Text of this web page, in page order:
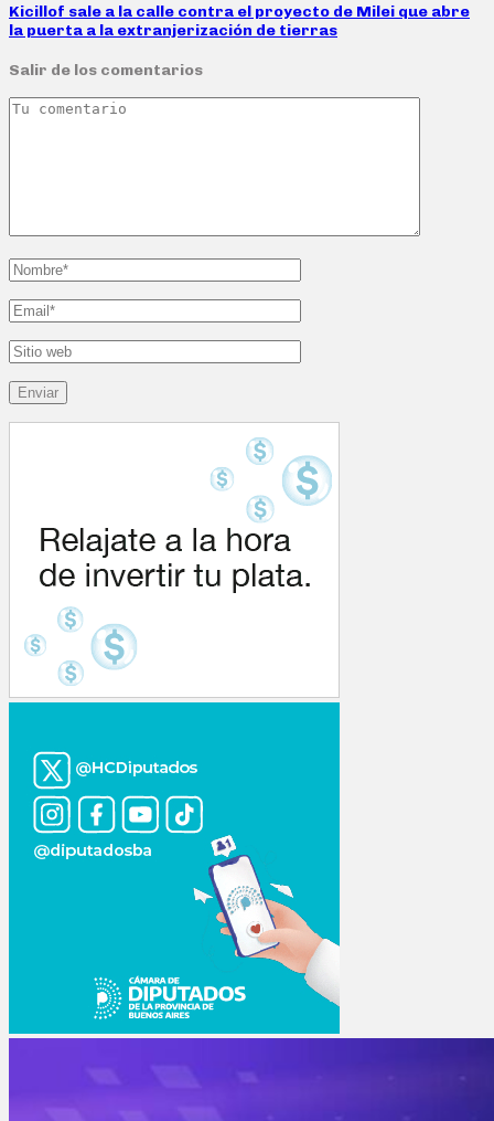
Kicillof sale a la calle contra el proyecto de Milei que abre
la puerta a la extranjerización de tierras
Salir de los comentarios